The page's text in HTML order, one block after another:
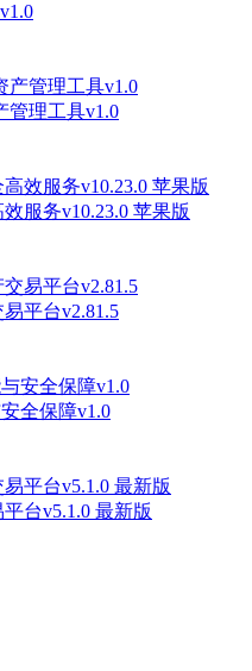
管理工具v1.0
服务v10.23.0 苹果版
平台v2.81.5
全保障v1.0
台v5.1.0 最新版